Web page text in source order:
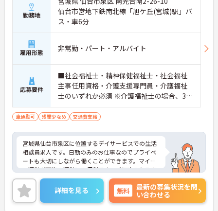
勤務地
仙台市営地下鉄南北線「旭ケ丘(宮城)駅」バ
ス・車6分
雇用形態 非常勤・パート・アルバイト
応募要件
■社会福祉士・精神保健福祉士・社会福祉
主事任用資格・介護支援専門員・介護福祉
士のいずれか必須 ※介護福祉士の場合、3年
以上の介護業務経験必須 ■普通自動車運転
免許（AT限定可）必須
車通勤可 残業少なめ 交通費支給
宮城県仙台市泉区に位置するデイサービスでの生活
相談員求人です。日勤のみのお仕事なのでプライベ
ートも大切にしながら働くことができます。マイカ
ー通勤が可能！通勤にも便利です。ご興味のある方
には、面接対策ポイント等、さらに詳細をお話しし
ますのでお気軽にご相談ください！
詳細を見る 無料
最新の募集状況を問
い合わせる